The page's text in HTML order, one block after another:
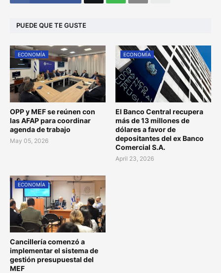
PUEDE QUE TE GUSTE
ECONOMÍA
OPP y MEF se reúnen con
las AFAP para coordinar
agenda de trabajo
May 05, 2026
ECONOMÍA
El Banco Central recupera
más de 13 millones de
dólares a favor de
depositantes del ex Banco
Comercial S.A.
April 23, 2026
ECONOMÍA
Cancillería comenzó a
implementar el sistema de
gestión presupuestal del
MEF